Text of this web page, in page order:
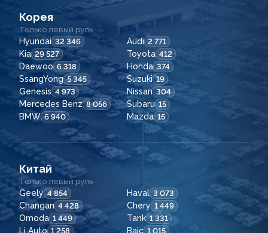
Корея
Только левый руль
Hyundai 32 346 Audi 2 771
Kia 29 527 Toyota 412
Daewoo 6 318 Honda 374
SsangYong 5 345 Suzuki 19
Genesis 4 973 Nissan 304
Mercedes Benz 8 056 Subaru 15
BMW 6 940 Mazda 15
Китай
Только левый руль
Geely 4 854 Haval 3 073
Changan 4 428 Chery 1 449
Omoda 1 449 Tank 1 331
Li Auto 1 258 Baic 1 015